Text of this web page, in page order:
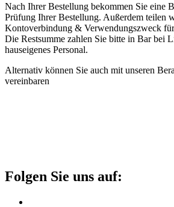
Nach Ihrer Bestellung bekommen Sie eine
Prüfung Ihrer Bestellung. Außerdem teilen
Kontoverbindung & Verwendungszweck
Die Restsumme zahlen Sie bitte in Bar bei
hauseigenes Personal.
Alternativ können Sie auch mit unseren
vereinbaren
Folgen Sie uns auf: